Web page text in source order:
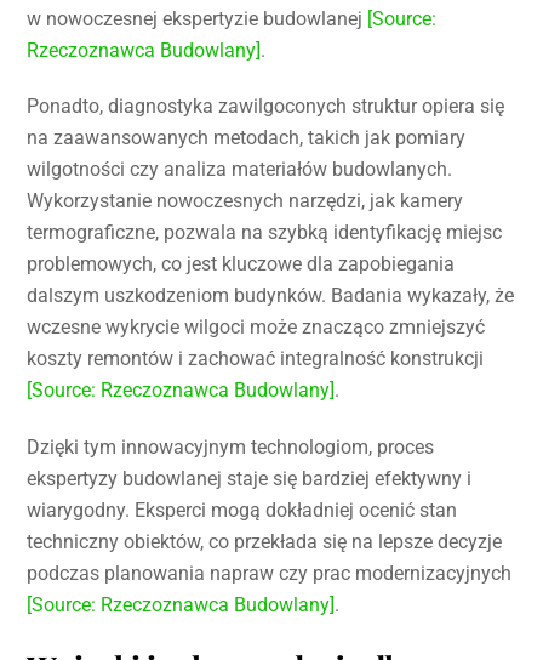
w nowoczesnej ekspertyzie budowlanej [Source:
Rzeczoznawca Budowlany].
Ponadto, diagnostyka zawilgoconych struktur opiera się
na zaawansowanych metodach, takich jak pomiary
wilgotności czy analiza materiałów budowlanych.
Wykorzystanie nowoczesnych narzędzi, jak kamery
termograficzne, pozwala na szybką identyfikację miejsc
problemowych, co jest kluczowe dla zapobiegania
dalszym uszkodzeniom budynków. Badania wykazały, że
wczesne wykrycie wilgoci może znacząco zmniejszyć
koszty remontów i zachować integralność konstrukcji
[Source: Rzeczoznawca Budowlany].
Dzięki tym innowacyjnym technologiom, proces
ekspertyzy budowlanej staje się bardziej efektywny i
wiarygodny. Eksperci mogą dokładniej ocenić stan
techniczny obiektów, co przekłada się na lepsze decyzje
podczas planowania napraw czy prac modernizacyjnych
[Source: Rzeczoznawca Budowlany].